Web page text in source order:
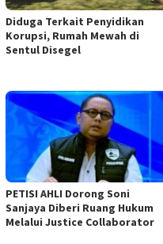
Diduga Terkait Penyidikan
Korupsi, Rumah Mewah di
Sentul Disegel
PETISI AHLI Dorong Soni
Sanjaya Diberi Ruang Hukum
Melalui Justice Collaborator